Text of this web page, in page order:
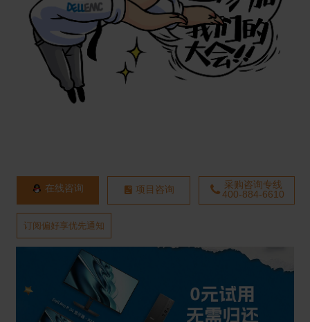
在线咨询 项目咨询
采购咨询专线
400-884-6610
订阅偏好享优先通知